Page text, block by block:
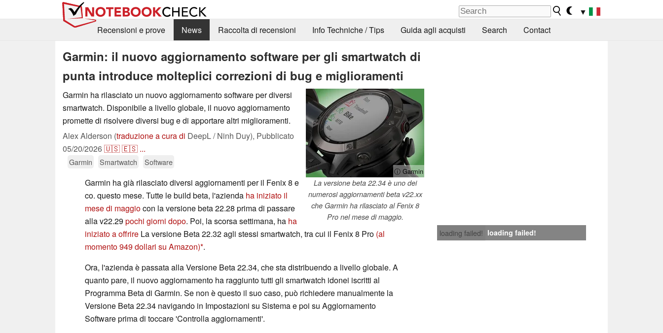
▼
Recensioni e prove
News Raccolta di recensioni Info Techniche / Tips Guida agli acquisti Search Contact
Garmin: il nuovo aggiornamento software per gli smartwatch di
punta introduce molteplici correzioni di bug e miglioramenti
ⓘ Garmin
La versione beta 22.34 è uno dei
numerosi aggiornamenti beta v22.xx
che Garmin ha rilasciato al Fenix 8
Pro nel mese di maggio.
Garmin ha rilasciato un nuovo aggiornamento software per diversi
smartwatch. Disponibile a livello globale, il nuovo aggiornamento
promette di risolvere diversi bug e di apportare altri miglioramenti.
Alex Alderson (traduzione a cura di DeepL / Ninh Duy), Pubblicato
05/20/2026🇺🇸🇪🇸 ...
Garmin Smartwatch Software
loading failed! loading failed!
Garmin ha già rilasciato diversi aggiornamenti per il Fenix 8 e
co. questo mese. Tutte le build beta, l'azienda ha iniziato il
mese di maggiocon la versione beta 22.28 prima di passare
alla v22.29 pochi giorni dopo. Poi, la scorsa settimana, ha ha
iniziato a offrire La versione Beta 22.32 agli stessi smartwatch, tra cui il Fenix 8 Pro (al
momento 949 dollari su Amazon) .
Ora, l'azienda è passata alla Versione Beta 22.34, che sta distribuendo a livello globale. A
quanto pare, il nuovo aggiornamento ha raggiunto tutti gli smartwatch idonei iscritti al
Programma Beta di Garmin. Se non è questo il suo caso, può richiedere manualmente la
Versione Beta 22.34 navigando in Impostazioni su Sistema e poi su Aggiornamento
Software prima di toccare 'Controlla aggiornamenti'.